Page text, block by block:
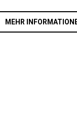
MEHR